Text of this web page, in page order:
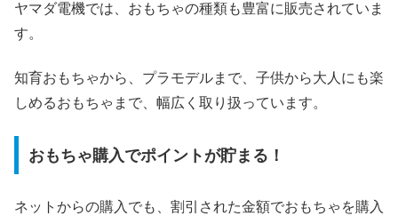
ヤマダ電機では、おもちゃの種類も豊富に販売されていま
す。
知育おもちゃから、プラモデルまで、子供から大人にも楽
しめるおもちゃまで、幅広く取り扱っています。
おもちゃ購入でポイントが貯まる！
ネットからの購入でも、割引された金額でおもちゃを購入